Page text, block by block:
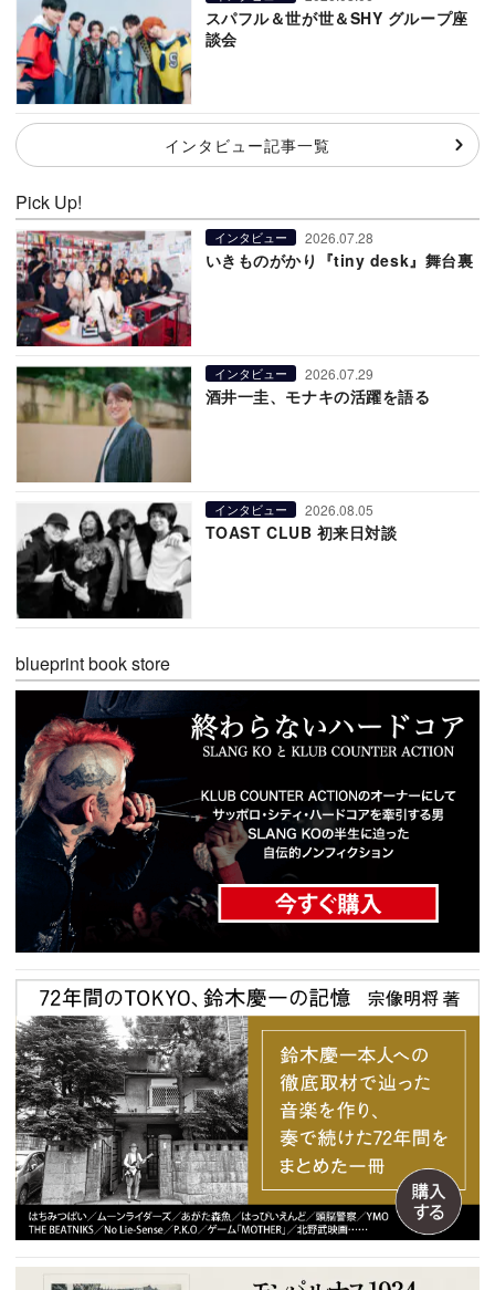
スパフル＆世が世＆SHY グループ座
談会
インタビュー記事一覧
Pick Up!
インタビュー 2026.07.28
いきものがかり『tiny desk』舞台裏
インタビュー 2026.07.29
酒井一圭、モナキの活躍を語る
インタビュー 2026.08.05
TOAST CLUB 初来日対談
blueprint book store